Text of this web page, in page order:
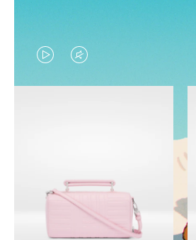
VIDEO
IS
TO
PAUSE
VIDEO
IS
TO
UNMUTE